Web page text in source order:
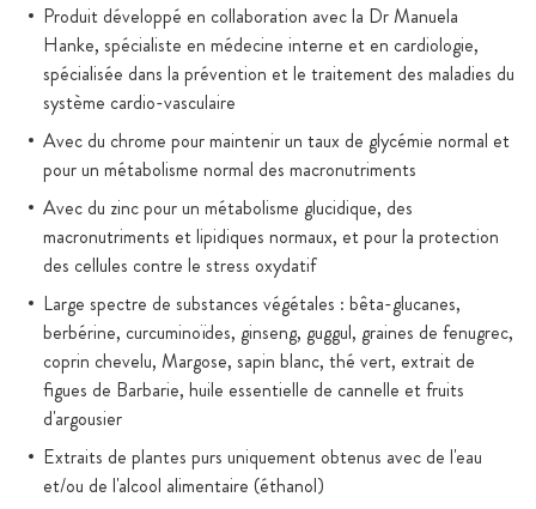
Produit développé en collaboration avec la Dr Manuela
Hanke, spécialiste en médecine interne et en cardiologie,
spécialisée dans la prévention et le traitement des maladies du
système cardio-vasculaire
Avec du chrome pour maintenir un taux de glycémie normal et
pour un métabolisme normal des macronutriments
Avec du zinc pour un métabolisme glucidique, des
macronutriments et lipidiques normaux, et pour la protection
des cellules contre le stress oxydatif
Large spectre de substances végétales : bêta-glucanes,
berbérine, curcuminoïdes, ginseng, guggul, graines de fenugrec,
coprin chevelu, Margose, sapin blanc, thé vert, extrait de
figues de Barbarie, huile essentielle de cannelle et fruits
d'argousier
Extraits de plantes purs uniquement obtenus avec de l'eau
et/ou de l'alcool alimentaire (éthanol)